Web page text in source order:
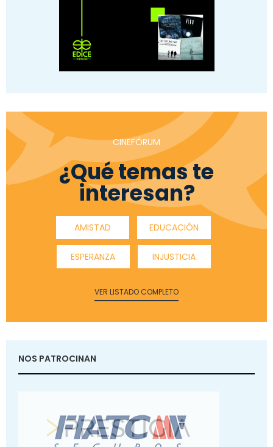
CINEFÓRUM
¿Qué temas te
interesan?
AMISTAD EDUCACIÓN
ESPERANZA INJUSTICIA
VER LISTADO COMPLETO
NOS PATROCINAN